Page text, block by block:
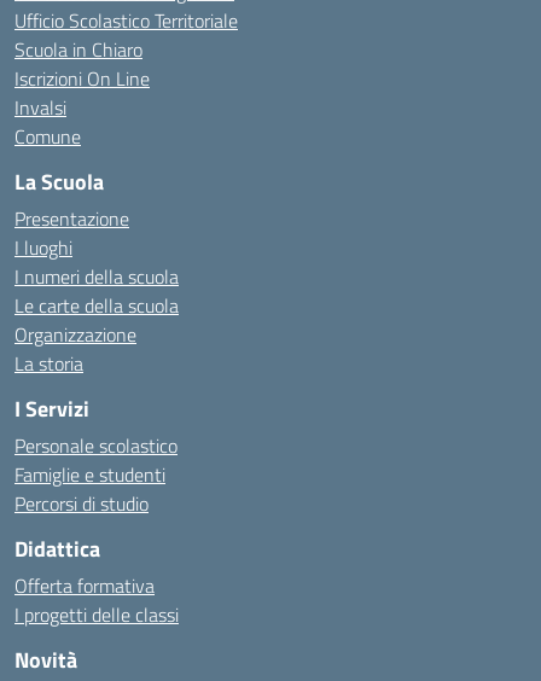
Ufficio Scolastico Territoriale
Scuola in Chiaro
Iscrizioni On Line
Invalsi
Comune
La Scuola
Presentazione
I luoghi
I numeri della scuola
Le carte della scuola
Organizzazione
La storia
I Servizi
Personale scolastico
Famiglie e studenti
Percorsi di studio
Didattica
Offerta formativa
I progetti delle classi
Novità